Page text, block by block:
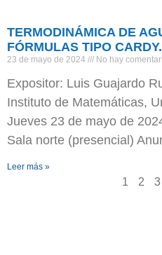
TERMODINÁMICA DE
FÓRMULAS TIPO CARDY.
23 de mayo de 2024 No hay
Expositor: Luis Guajardo
Instituto de Matemáticas,
Jueves 23 de mayo de
Sala norte (presencial)
Leer más »
1 2 3